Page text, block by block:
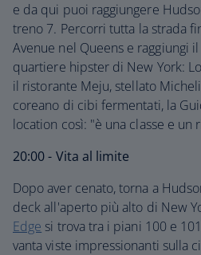
e da qui puoi raggiungere
treno 7. Percorri tutta la strada
Avenue nel Queens e raggiungi
quartiere hipster di New York:
il ristorante Meju, stellato
coreano di cibi fermentati, la
location così: "è una classe e un
20:00 - Vita al limite
Dopo aver cenato, torna a
deck all'aperto più alto di New
Edge si trova tra i piani 100 e
vanta viste impressionanti sulla